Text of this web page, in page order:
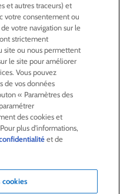
et autres traceurs) et
votre consentement ou
votre navigation sur le
strictement
site ou nous permettent
le site pour améliorer
Vous pouvez
de vos données
« Paramètres des
des cookies et
plus d'informations,
et de
cookies